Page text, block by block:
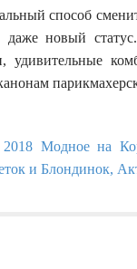
способ
даже новый
удивительные